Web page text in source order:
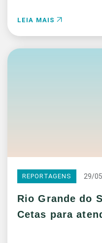
LEIA MAIS
REPORTAGENS 29/
Rio Grande do
Cetas para